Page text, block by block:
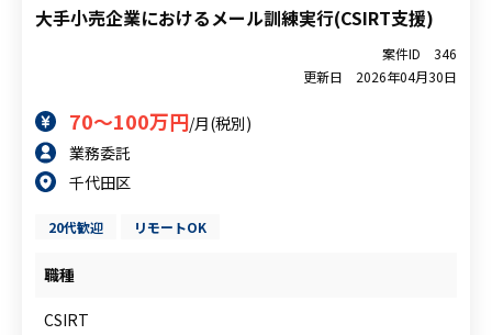
案件を探す
ご利用者様の声
よくある質問
大手小売企業におけるメール訓練実行(CSIRT支援)
案件ID
346
更新日
2026年04月30日
70～100万円/月(税別)
業務委託
千代田区
20代歓迎 リモートOK
職種
CSIRT